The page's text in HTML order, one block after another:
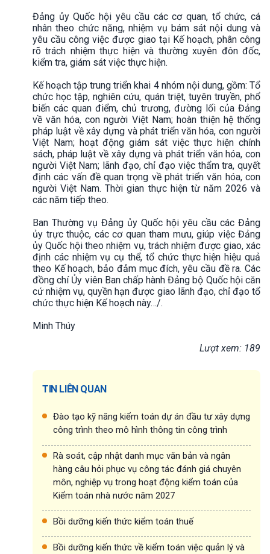
Đảng ủy Quốc hội yêu cầu các cơ quan, tổ chức, cá
nhân theo chức năng, nhiệm vụ bám sát nội dung và
yêu cầu công việc được giao tại Kế hoạch, phân công
rõ trách nhiệm thực hiện và thường xuyên đôn đốc,
kiểm tra, giám sát việc thực hiện.
Kế hoạch tập trung triển khai 4 nhóm nội dung, gồm: Tổ
chức học tập, nghiên cứu, quán triệt, tuyên truyền, phổ
biến các quan điểm, chủ trương, đường lối của Đảng
về văn hóa, con người Việt Nam; hoàn thiện hệ thống
pháp luật về xây dựng và phát triển văn hóa, con người
Việt Nam; hoạt động giám sát việc thực hiện chính
sách, pháp luật về xây dựng và phát triển văn hóa, con
người Việt Nam; lãnh đạo, chỉ đạo việc thẩm tra, quyết
định các vấn đề quan trọng về phát triển văn hóa, con
người Việt Nam. Thời gian thực hiện từ năm 2026 và
các năm tiếp theo.
Ban Thường vụ Đảng ủy Quốc hội yêu cầu các Đảng
ủy trực thuộc, các cơ quan tham mưu, giúp việc Đảng
ủy Quốc hội theo nhiệm vụ, trách nhiệm được giao, xác
định các nhiệm vụ cụ thể, tổ chức thực hiện hiệu quả
theo Kế hoạch, bảo đảm mục đích, yêu cầu đề ra. Các
đồng chí Ủy viên Ban chấp hành Đảng bộ Quốc hội căn
cứ nhiệm vụ, quyền hạn được giao lãnh đạo, chỉ đạo tổ
chức thực hiện Kế hoạch này…/.
Minh Thúy
Lượt xem: 189
TIN LIÊN QUAN
Đào tạo kỹ năng kiểm toán dự án đầu tư xây dựng
công trình theo mô hình thông tin công trình
Rà soát, cập nhật danh mục văn bản và ngân
hàng câu hỏi phục vụ công tác đánh giá chuyên
môn, nghiệp vụ trong hoạt động kiểm toán của
Kiểm toán nhà nước năm 2027
Bồi dưỡng kiến thức kiểm toán thuế
Bồi dưỡng kiến thức về kiểm toán việc quản lý và